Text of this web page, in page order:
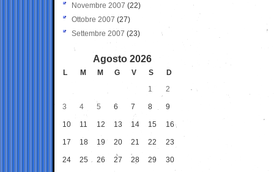
Novembre 2007 (22)
Ottobre 2007 (27)
Settembre 2007 (23)
Agosto 2026
L M M G V S
D
1
2
3 4 5 6 7 8 9
10 11 12 13 14 15 16
17 18 19 20 21 22 23
24 25 26 27 28 29 30